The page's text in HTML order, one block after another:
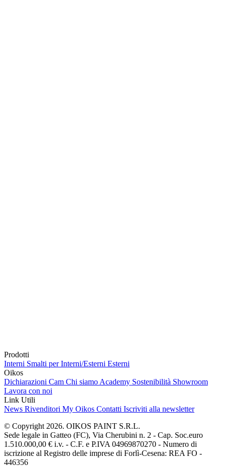
Prodotti
Interni Smalti per Interni/Esterni Esterni
Oikos
Dichiarazioni Cam Chi siamo Academy Sostenibilità Showroom
Lavora con noi
Link Utili
News Rivenditori My Oikos Contatti Iscriviti alla newsletter
© Copyright 2026. OIKOS PAINT S.R.L.
Sede legale in Gatteo (FC), Via Cherubini n. 2 - Cap. Soc.euro
1.510.000,00 € i.v. - C.F. e P.IVA 04969870270 - Numero di
iscrizione al Registro delle imprese di Forlì-Cesena: REA FO -
446356